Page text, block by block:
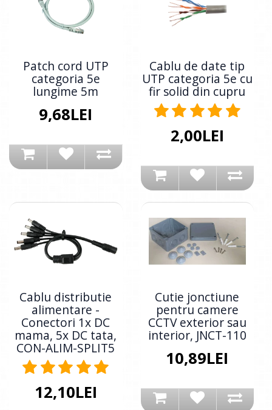
Patch cord UTP
categoria 5e
lungime 5m
9,68LEI
Cablu de date tip
UTP categoria 5e cu
fir solid din cupru
2,00LEI
Cablu distributie
alimentare -
Conectori 1x DC
mama, 5x DC tata,
CON-ALIM-SPLIT5
12,10LEI
Cutie jonctiune
pentru camere
CCTV exterior sau
interior, JNCT-110
10,89LEI